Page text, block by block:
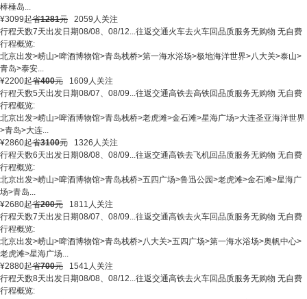
棒棰岛...
¥3099起省1281元
2059人关注
行程天数7天出发日期08/08、08/12...往返交通火车去火车回品质服务无购物 无自费
行程概览:
北京出发>崂山>啤酒博物馆>青岛栈桥>第一海水浴场>极地海洋世界>八大关>泰山>
青岛>泰安...
¥2200起省400元
1609人关注
行程天数5天出发日期08/07、08/09...往返交通高铁去高铁回品质服务无购物 无自费
行程概览:
北京出发>崂山>啤酒博物馆>青岛栈桥>老虎滩>金石滩>星海广场>大连圣亚海洋世界
>青岛>大连...
¥2860起省3100元
1326人关注
行程天数6天出发日期08/08、08/09...往返交通高铁去飞机回品质服务无购物 无自费
行程概览:
北京出发>崂山>啤酒博物馆>青岛栈桥>五四广场>鲁迅公园>老虎滩>金石滩>星海广
场>青岛...
¥2680起省200元
1811人关注
行程天数7天出发日期08/07、08/09...往返交通高铁去火车回品质服务无购物 无自费
行程概览:
北京出发>崂山>啤酒博物馆>青岛栈桥>八大关>五四广场>第一海水浴场>奥帆中心>
老虎滩>星海广场...
¥2880起省700元
1541人关注
行程天数8天出发日期08/08、08/12...往返交通高铁去火车回品质服务无购物 无自费
行程概览: